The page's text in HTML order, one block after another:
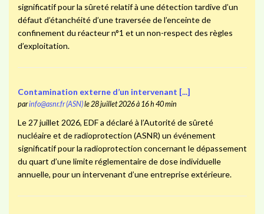
significatif pour la sûreté relatif à une détection tardive d’un
défaut d’étanchéité d’une traversée de l’enceinte de
confinement du réacteur n°1 et un non-respect des règles
d’exploitation.
Contamination externe d’un intervenant [...]
parinfo@asnr.fr (ASN)le 28 juillet 2026 à 16 h 40 min
Le 27 juillet 2026, EDF a déclaré à l’Autorité de sûreté
nucléaire et de radioprotection (ASNR) un événement
significatif pour la radioprotection concernant le dépassement
du quart d’une limite réglementaire de dose individuelle
annuelle, pour un intervenant d’une entreprise extérieure.